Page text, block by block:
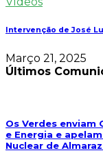
Intervenção de José
Março 21, 2025
Últimos
Os Verdes
e Energia e
Nuclear de